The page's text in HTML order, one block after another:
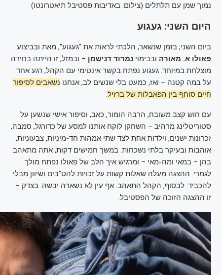
נמוך שמן עם תלתלים (צילום: באדיבות פסטיבל תיאטרונטו)
היום השני: געגוע
ביום השני, בזמן שנשאר, הלכתי לראות את "געגוע", מאת ובביצוע
פאולו א. מאורה ובבימוי נמרוד דנישמן – ובמזל, זו הייתה בחירה
מוצלחת במיוחד. געגוע נפתח בקשר אינטימי עם הקהל, רגע אחד
על במה קטנה – ואז, כמעט בלי שנשים לב, אנחנו נשאבים לסיפור
חיים סוחף בין הפאבלות של ברזיל.
עם חוש קצב משובח, הרבה הומור, כאב, וסיפור אישי שנשען על
סטוריטלינג מרהיב – השחקן לוקח אותנו למסע של כדורגל, סמבה,
זכרונות ישנים, וילדות אחת לצד שתי אמהות חד-מיניות, צבעוניות,
אוהבות ובעיקר בלתי נשכחות. במשך חמישים דקות, אתה מתאהב
בהן – במאי ומה-מאי – ומרגיש איך הלב של פאולו נפתח מולך
לגמרי. ההצגה מעלה שאלות קשות על זכויות להט"בים ושיוון מבלי
להכביד. לבסוף, הקהל התאהב. אף עין לא נשארה יבשה. בצדק –
זו ההצגה הזוכה של הפסטיבל.